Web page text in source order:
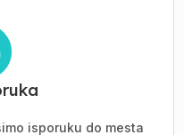
isporuku do mesta